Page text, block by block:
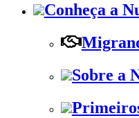
Conheça a
Sobre a